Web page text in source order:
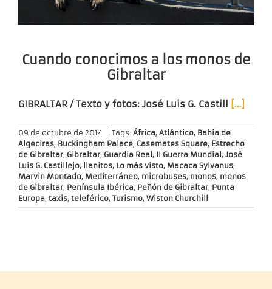
Cuando conocimos a los monos de
Gibraltar
GIBRALTAR / Texto y fotos: José Luis G. Castill […]
09 de octubre de 2014 Tags: África, Atlántico, Bahía de
Algeciras, Buckingham Palace, Casemates Square, Estrecho
de Gibraltar, Gibraltar, Guardia Real, II Guerra Mundial, José
Luis G. Castillejo, llanitos, Lo más visto, Macaca Sylvanus,
Marvin Montado, Mediterráneo, microbuses, monos, monos
de Gibraltar, Península Ibérica, Peñón de Gibraltar, Punta
Europa, taxis, teleférico, Turismo, Wiston Churchill